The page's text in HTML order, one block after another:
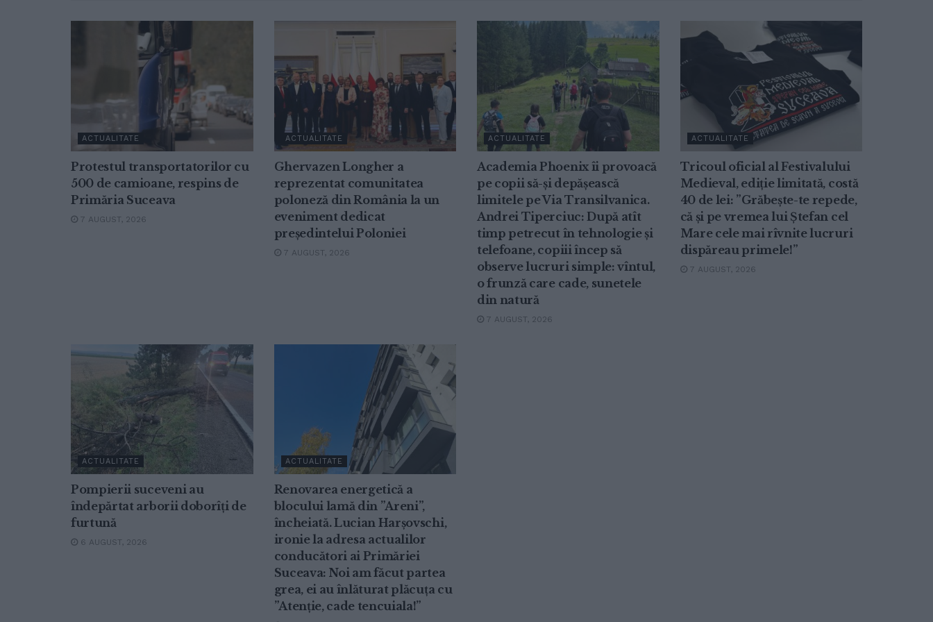
ACTUALITATE
Protestul transportatorilor cu
500 de camioane, respins de
Primăria Suceava
7 AUGUST, 2026
ACTUALITATE
Ghervazen Longher a
reprezentat comunitatea
poloneză din România la un
eveniment dedicat
președintelui Poloniei
7 AUGUST, 2026
ACTUALITATE
Academia Phoenix îi provoacă
pe copii să-și depășească
limitele pe Via Transilvanica.
Andrei Tiperciuc: După atît
timp petrecut în tehnologie și
telefoane, copiii încep să
observe lucruri simple: vîntul,
o frunză care cade, sunetele
din natură
7 AUGUST, 2026
ACTUALITATE
Tricoul oficial al Festivalului
Medieval, ediție limitată, costă
40 de lei: ”Grăbește-te repede,
că și pe vremea lui Ștefan cel
Mare cele mai rîvnite lucruri
dispăreau primele!”
7 AUGUST, 2026
ACTUALITATE
Pompierii suceveni au
îndepărtat arborii doborîți de
furtună
6 AUGUST, 2026
ACTUALITATE
Renovarea energetică a
blocului lamă din ”Areni”,
încheiată. Lucian Harșovschi,
ironie la adresa actualilor
conducători ai Primăriei
Suceava: Noi am făcut partea
grea, ei au înlăturat plăcuța cu
”Atenție, cade tencuiala!”